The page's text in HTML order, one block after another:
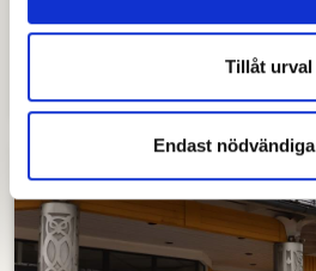
Tillåt urval
Endast